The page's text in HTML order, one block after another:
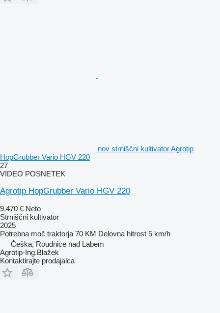
nov strniščni kultivator Agrotip
HopGrubber Vario HGV 220
27
VIDEO POSNETEK
Agrotip HopGrubber Vario HGV 220
9.470 € Neto
Strniščni kultivator
2025
Potrebna moč traktorja 70 KM Delovna hitrost 5 km/h
Češka, Roudnice nad Labem
Agrotip-Ing.Blažek
Kontaktirajte prodajalca